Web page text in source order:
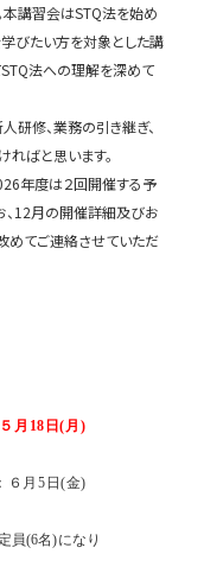
本講習会はSTQ法を始め
びたい方を対象とした講
法への理解を深めて
研修、業務の引き継ぎ、
ばと思います。
年度は２回開催する予
、12月の開催詳細及びお
めてご連絡させていただ
月 18日(月)
5日(金)
(6名)になり